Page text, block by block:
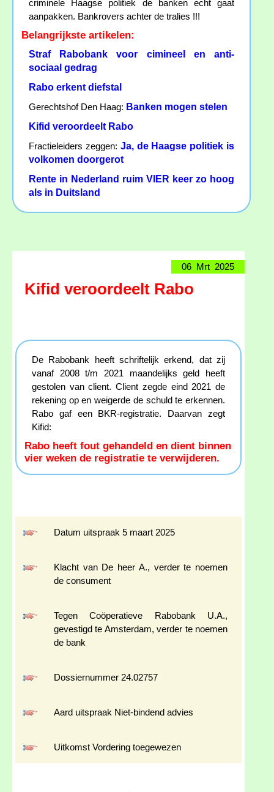
criminele Haagse politiek de banken echt gaat
aanpakken. Bankrovers achter de tralies !!!
Belangrijkste artikelen:
Straf Rabobank voor cimineel en anti-
sociaal gedrag
Rabo erkent diefstal
Gerechtshof Den Haag: Banken mogen stelen
Kifid veroordeelt Rabo
Fractieleiders zeggen: Ja, de Haagse politiek is
volkomen doorgerot
Rente in Nederland ruim VIER keer zo hoog
als in Duitsland
06 Mrt 2025
Kifid veroordeelt Rabo
De Rabobank heeft schriftelijk erkend, dat zij
vanaf 2008 t/m 2021 maandelijks geld heeft
gestolen van client. Client zegde eind 2021 de
rekening op en weigerde de schuld te erkennen.
Rabo gaf een BKR-registratie. Daarvan zegt
Kifid:
Rabo heeft fout gehandeld en dient binnen
vier weken de registratie te verwijderen.
Datum uitspraak 5 maart 2025
Klacht van De heer A., verder te noemen
de consument
Tegen Coöperatieve Rabobank U.A.,
gevestigd te Amsterdam, verder te noemen
de bank
Dossiernummer 24.02757
Aard uitspraak Niet-bindend advies
Uitkomst Vordering toegewezen